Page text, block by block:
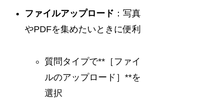
ファイルアップロード ：写真
やPDFを集めたいときに便利
質問タイプで**［ファイ
ルのアップロード］**を
選択